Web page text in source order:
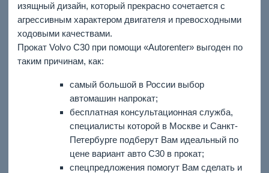
изящный дизайн, который прекрасно сочетается с
агрессивным характером двигателя и превосходными
ходовыми качествами.
Прокат Volvo C30 при помощи «Autorenter» выгоден по
таким причинам, как:
самый большой в России выбор
автомашин напрокат;
бесплатная консультационная служба,
специалисты которой в Москве и Санкт-
Петербурге подберут Вам идеальный по
цене вариант авто C30 в прокат;
спецпредложения помогут Вам сделать и